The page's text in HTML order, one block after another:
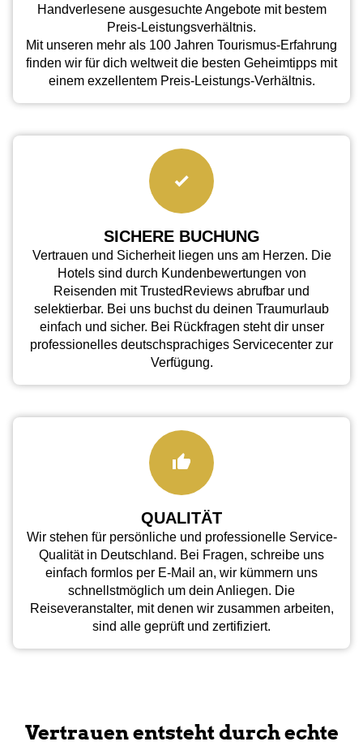
Handverlesene ausgesuchte Angebote mit bestem
Preis-Leistungsverhältnis.
Mit unseren mehr als 100 Jahren Tourismus-Erfahrung
finden wir für dich weltweit die besten Geheimtipps mit
einem exzellentem Preis-Leistungs-Verhältnis.
SICHERE BUCHUNG
Vertrauen und Sicherheit liegen uns am Herzen. Die
Hotels sind durch Kundenbewertungen von
Reisenden mit TrustedReviews abrufbar und
selektierbar. Bei uns buchst du deinen Traumurlaub
einfach und sicher. Bei Rückfragen steht dir unser
professionelles deutschsprachiges Servicecenter zur
Verfügung.
QUALITÄT
Wir stehen für persönliche und professionelle Service-
Qualität in Deutschland. Bei Fragen, schreibe uns
einfach formlos per E-Mail an, wir kümmern uns
schnellstmöglich um dein Anliegen. Die
Reiseveranstalter, mit denen wir zusammen arbeiten,
sind alle geprüft und zertifiziert.
Vertrauen entsteht durch echte